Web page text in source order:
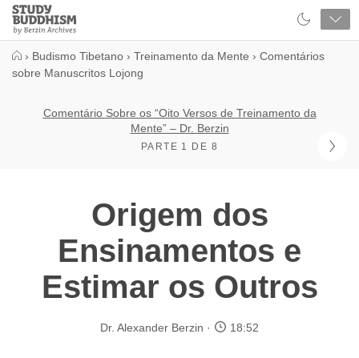
Close
Study
Buddhism
› Budismo Tibetano › Treinamento da Mente › Comentários
sobre Manuscritos Lojong
Comentário Sobre os “Oito Versos de Treinamento da
Mente” – Dr. Berzin
PARTE 1 DE 8
Origem dos
Ensinamentos e
Estimar os Outros
Dr. Alexander Berzin 18:52